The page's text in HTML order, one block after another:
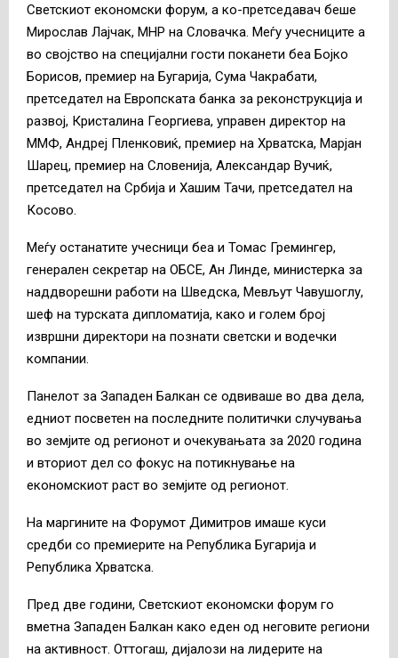
Светскиот економски форум, а ко-претседавач беше
Мирослав Лајчак, МНР на Словачка. Меѓу учесниците а
во својство на специјални гости поканети беа Бојко
Борисов, премиер на Бугарија, Сума Чакрабати,
претседател на Европската банка за реконструкција и
развој, Кристалина Георгиева, управен директор на
ММФ, Андреј Пленковиќ, премиер на Хрватска, Марјан
Шарец, премиер на Словенија, Александар Вучиќ,
претседател на Србија и Хашим Тачи, претседател на
Косово.
Меѓу останатите учесници беа и Томас Гремингер,
генерален секретар на ОБСЕ, Ан Линде, министерка за
наддворешни работи на Шведска, Мевљут Чавушоглу,
шеф на турската дипломатија, како и голем број
извршни директори на познати светски и водечки
компании.
Панелот за Западен Балкан се одвиваше во два дела,
едниот посветен на последните политички случувања
во земјите од регионот и очекувањата за 2020 година
и вториот дел со фокус на потикнување на
економскиот раст во земјите од регионот.
На маргините на Форумот Димитров имаше куси
средби со премиерите на Република Бугарија и
Република Хрватска.
Пред две години, Светскиот економски форум го
вметна Западен Балкан како еден од неговите региони
на активност. Оттогаш, дијалози на лидерите на